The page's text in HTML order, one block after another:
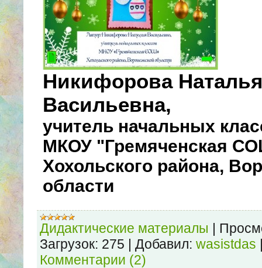
Никифорова Наталья
Васильевна,
учитель начальных
МКОУ "Гремяченская
Хохольского района,
области
Дидактические материалы |
Загрузок: 275 | Добавил: wasistdas
Комментарии (2)